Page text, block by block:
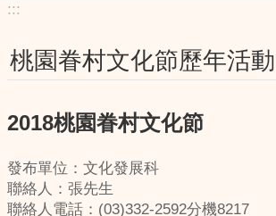
:::
桃園眷村文化節歷年活動
2018桃園眷村文化節
發布單位：文化發展科
聯絡人：張先生
聯絡人電話：(03)332-2592分機8217